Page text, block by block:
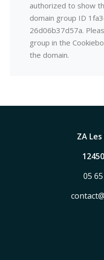
authorized to show
domain group ID
26d06b37d57a.
group in the
the domain.
ZA
05